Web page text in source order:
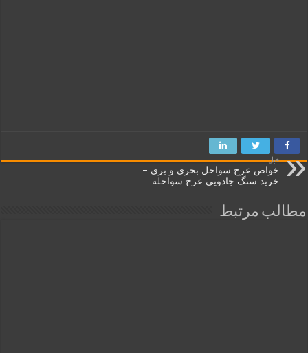
قبل
خواص عرج سواحل بحری و بری –
خرید سنگ جادویی عرج سواحله
مطالب مرتبط